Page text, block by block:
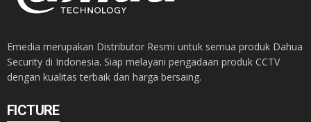
Emedia merupakan Distributor Resmi untuk semua produk Dahua
Security di Indonesia. Siap melayani pengadaan produk CCTV
dengan kualitas terbaik dan harga bersaing.
FICTURE